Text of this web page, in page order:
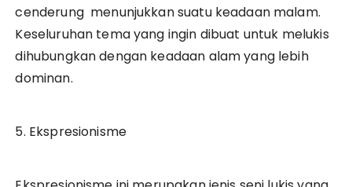
cenderung menunjukkan suatu keadaan malam.
Keseluruhan tema yang ingin dibuat untuk melukis
dihubungkan dengan keadaan alam yang lebih
dominan.
5. Ekspresionisme